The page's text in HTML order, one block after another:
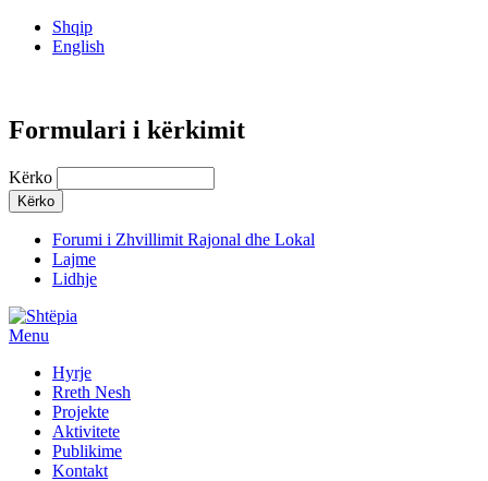
Shqip
English
Formulari i kërkimit
Kërko
Forumi i Zhvillimit Rajonal dhe Lokal
Lajme
Lidhje
Menu
Hyrje
Rreth Nesh
Projekte
Aktivitete
Publikime
Kontakt